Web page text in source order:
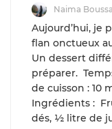
Naima
Aujourd’hui, je
flan onctueux
Un dessert
préparer.
de cuisson : 10
Ingrédients :
dés, ½ litre de